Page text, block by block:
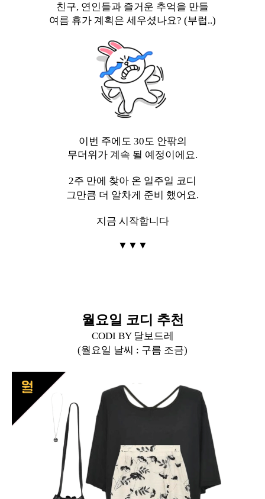
친구, 연인들과 즐거운 추억을 만들
여름 휴가 계획은 세우셨나요? (부럽..)
이번 주에도 30도 안팎의
무더위가 계속 될 예정이에요.
2주 만에 찾아 온 일주일 코디
그만큼 더 알차게 준비 했어요.
지금 시작합니다
▼ ▼ ▼
월요일 코디 추천
CODI BY 달보드레
(월요일 날씨 : 구름 조금)